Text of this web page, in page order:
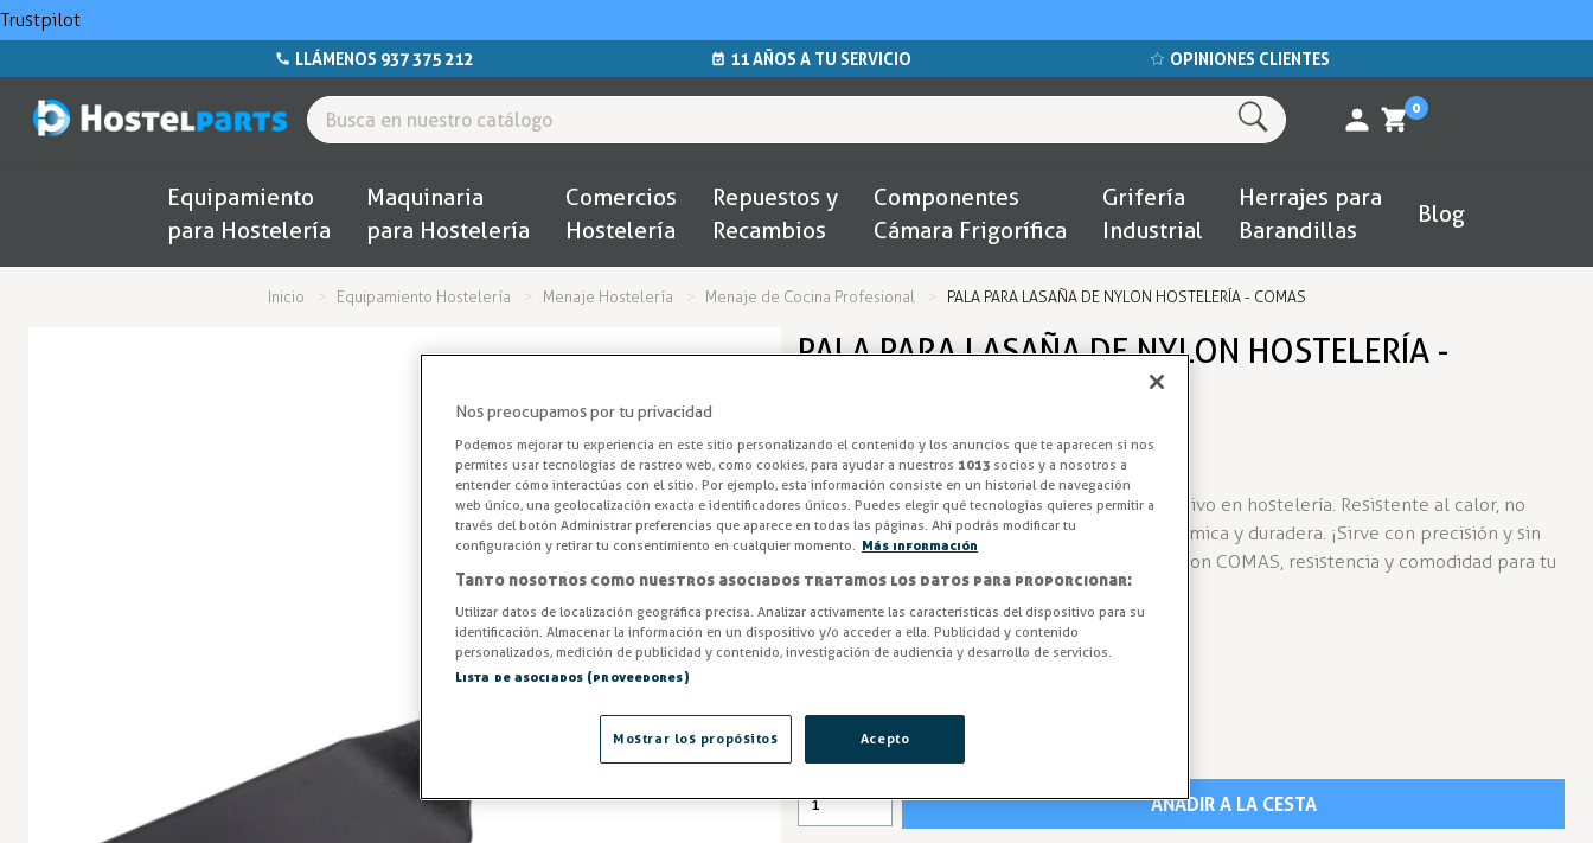
Trustpilot
LLÁMENOS 937 375 212 11 AÑOS A TU SERVICIO OPINIONES CLIENTES
0
Equipamiento
para Hostelería
Maquinaria
para Hostelería
Comercios
Hostelería
Repuestos y
Recambios
Componentes
Cámara Frigorífica
Grifería
Industrial
Herrajes para
Barandillas
Blog
Inicio Equipamiento Hostelería Menaje Hostelería Menaje de Cocina Profesional PALA PARA LASAÑA DE NYLON HOSTELERÍA - COMAS
PALA PARA LASAÑA DE NYLON HOSTELERÍA -
Espatula para Lasaña
Pala para lasaña de nylon ideal para uso intensivo en hostelería. Resistente al calor, no
raya superficies antiadherentes. Ligera, ergonómica y duradera. ¡Sirve con precisión y sin
dañar tu menaje! Elige la pala de lasaña de nylon COMAS, resistencia y comodidad para tu
cocina profesional.
ENTREGA ENTRE 3 Y 5 DÍAS
5,99 €
IVA excl. 4,95€
AÑADIR A LA CESTA
Nos preocupamos por tu privacidad
Podemos mejorar tu experiencia en este sitio personalizando el contenido y los anuncios que te aparecen si nos
permites usar tecnologías de rastreo web, como cookies, para ayudar a nuestros 1013 socios y a nosotros a
entender cómo interactúas con el sitio. Por ejemplo, esta información consiste en un historial de navegación
web único, una geolocalización exacta e identificadores únicos. Puedes elegir qué tecnologías quieres permitir a
través del botón Administrar preferencias que aparece en todas las páginas. Ahí podrás modificar tu
configuración y retirar tu consentimiento en cualquier momento.
Más información
Tanto nosotros como nuestros asociados tratamos los datos para proporcionar:
Utilizar datos de localización geográfica precisa. Analizar activamente las características del dispositivo para su
identificación. Almacenar la información en un dispositivo y/o acceder a ella. Publicidad y contenido
personalizados, medición de publicidad y contenido, investigación de audiencia y desarrollo de servicios.
Lista de asociados (proveedores)
Acepto
Mostrar los propósitos